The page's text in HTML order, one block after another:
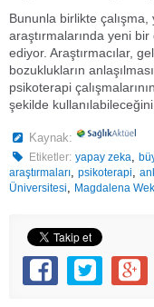
Bununla birlikte çalışma,
araştırmalarında yeni
ediyor. Araştırmacılar,
bozuklukların
psikoterapi
şekilde
Kaynak:
Etiketler: yapay zeka,
araştırmaları, psikoterapi,
Üniversitesi, Magdalena